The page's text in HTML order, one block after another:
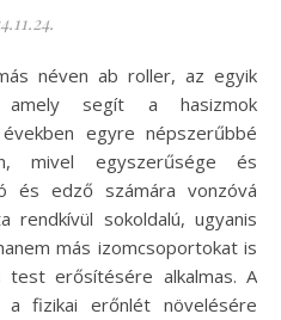
amely segít a hasizmok
egyre népszerűbbé
mivel egyszerűsége és
és edző számára vonzóvá
rendkívül sokoldalú, ugyanis
más izomcsoportokat is
erősítésére alkalmas. A
a fizikai erőnlét növelésére